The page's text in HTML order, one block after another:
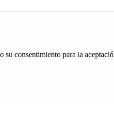
consentimiento para la